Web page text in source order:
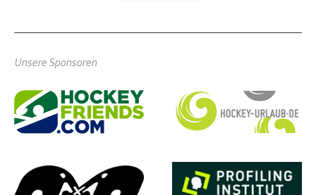
Unsere Sponsoren